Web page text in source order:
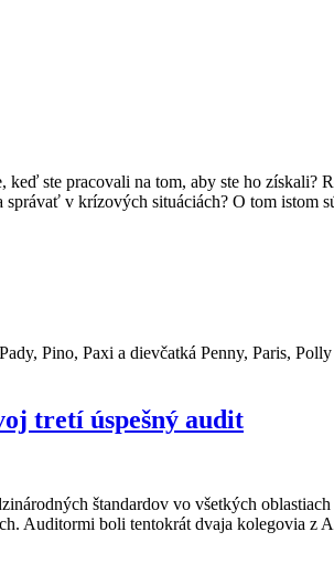
ste pracovali na tom, aby ste ho získali?
v krízových situáciách? O tom istom
Pino, Paxi a dievčatká Penny, Paris,
tretí úspešný audit
štandardov vo všetkých
Auditormi boli tentokrát dvaja kolegovia z